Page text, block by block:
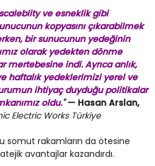
ve esneklik gibi
kopyasını çıkarabilmek
bir sunucunun yedeğinin
olarak yedekten dönme
mertebesine indi. Ayrıca anlık,
haftalık yedeklerimizi yerel ve
ihtiyaç duyduğu politikalar
oldu."— Hasan Arslan,
Electric Works Türkiye
somut rakamların da ötesine
avantajlar kazandırdı.